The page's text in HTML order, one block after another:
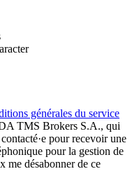
générales du service
TMS Brokers S.A., qui
pour recevoir une
pour la gestion de
me désabonner de ce